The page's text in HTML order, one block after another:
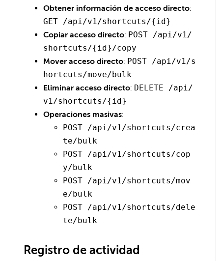
Obtener información de acceso directo:
GET /api/v1/shortcuts/{id}
Copiar acceso directo: POST /api/v1/
shortcuts/{id}/copy
Mover acceso directo: POST /api/v1/s
hortcuts/move/bulk
Eliminar acceso directo: DELETE /api/
v1/shortcuts/{id}
Operaciones masivas:
POST /api/v1/shortcuts/crea
te/bulk
POST /api/v1/shortcuts/cop
y/bulk
POST /api/v1/shortcuts/mov
e/bulk
POST /api/v1/shortcuts/dele
te/bulk
Registro de actividad